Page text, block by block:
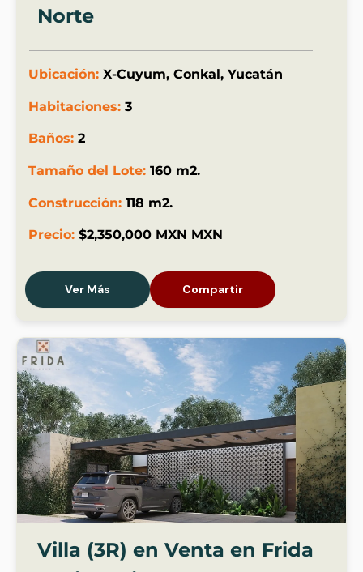
Norte
Ubicación: X-Cuyum, Conkal, Yucatán
Habitaciones: 3
Baños: 2
Tamaño del Lote: 160 m2.
Construcción: 118 m2.
Precio: $2,350,000 MXN MXN
Ver Más Compartir
Villa (3R) en Venta en Frida